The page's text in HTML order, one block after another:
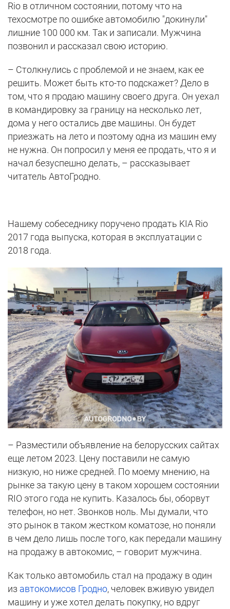
Rio в отличном состоянии, потому что на
техосмотре по ошибке автомобилю "докинули"
лишние 100 000 км. Так и записали. Мужчина
позвонил и рассказал свою историю.
– Столкнулись с проблемой и не знаем, как ее
решить. Может быть кто-то подскажет? Дело в
том, что я продаю машину своего друга. Он уехал
в командировку за границу на несколько лет,
дома у него остались две машины. Он будет
приезжать на лето и поэтому одна из машин ему
не нужна. Он попросил у меня ее продать, что я и
начал безуспешно делать, – рассказывает
читатель АвтоГродно.
Нашему собеседнику поручено продать KIA Rio
2017 года выпуска, которая в эксплуатации с
2018 года.
– Разместили объявление на белорусских сайтах
еще летом 2023. Цену поставили не самую
низкую, но ниже средней. По моему мнению, на
рынке за такую цену в таком хорошем состоянии
RIO этого года не купить. Казалось бы, оборвут
телефон, но нет. Звонков ноль. Мы думали, что
это рынок в таком жестком коматозе, но поняли
в чем дело лишь после того, как передали машину
на продажу в автокомис, – говорит мужчина.
Как только автомобиль стал на продажу в один
из автокомисов Гродно, человек вживую увидел
машину и уже хотел делать покупку, но вдруг